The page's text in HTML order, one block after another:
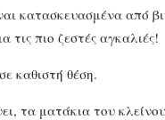
κατασκευασμένα από
τις πιο ζεστές αγκαλιές!
καθιστή θέση.
τα ματάκια του